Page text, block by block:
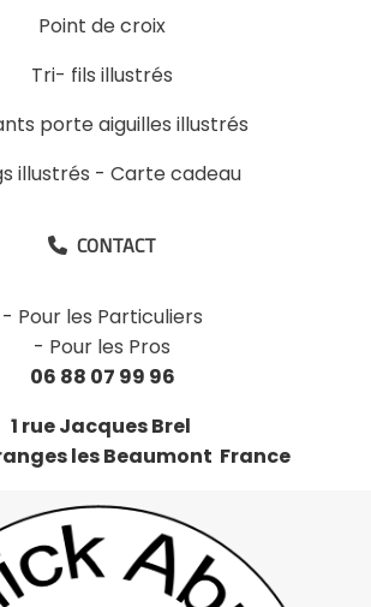
Point de croix
Tri- fils illustrés
porte aiguilles illustrés
illustrés - Carte cadeau
 CONTACT
- Pour les Particuliers
- Pour les Pros
06 88 07 99 96
1 rue Jacques Brel
les Beaumont France